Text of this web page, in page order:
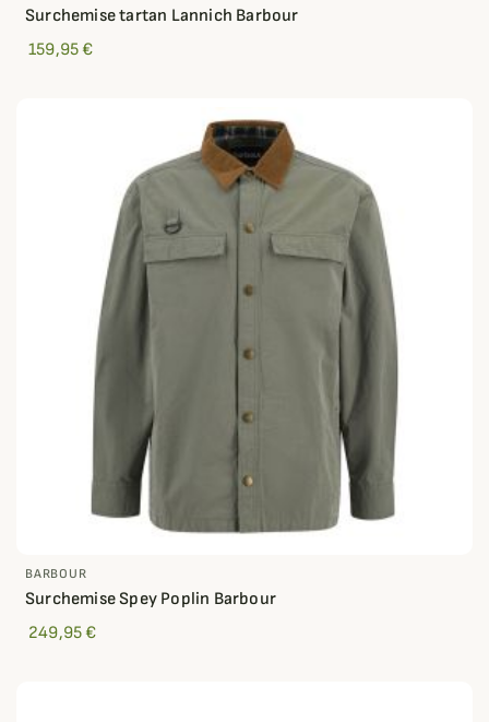
Surchemise tartan Lannich Barbour
159,95 €
BARBOUR
Surchemise Spey Poplin Barbour
249,95 €